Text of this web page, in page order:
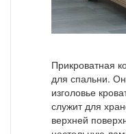
Прикроватная
для спальни.
изголовье
служит для
верхней